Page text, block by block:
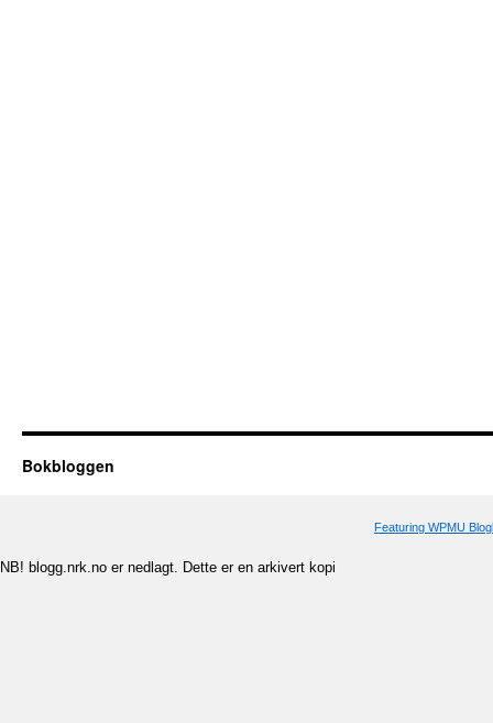
Bokbloggen
Featuring WPMU
NB! blogg.nrk.no er nedlagt. Dette er en arkivert kopi